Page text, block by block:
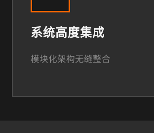
系统高度集成
模块化架构无缝整合